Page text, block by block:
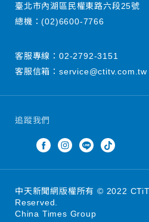
追蹤我們
臺北市內湖區民權東路六段25號
總機：(02)6600-7766
客服專線： 02-2792-3151
客服信箱： service@ctitv.com.tw
中天新聞網版權所有 © 2022
Reserved.
China Times Group